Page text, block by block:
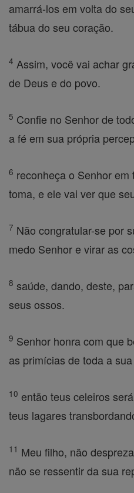
amarrá-los em volta do
tábua do seu coração.
4 Assim, você vai achar
de Deus e do povo.
5 Confie no Senhor de
a fé em sua própria
6 reconheça o Senhor
toma, e ele vai ver que
7 Não congratular-se por
medo Senhor e virar as
8 saúde, dando, deste,
seus ossos.
9 Senhor honra com que
as primícias de toda a
10 então teus celeiros
teus lagares
11 Meu filho, não
não se ressentir da sua